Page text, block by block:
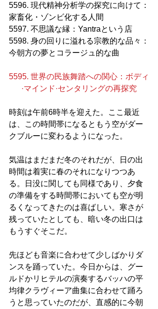
5596. 現代精神分析学の探究に向けて：
家畜化・ゾンビ化する人間
5597. 不思議な縁：Yantraという店
5598. 身の回りに溢れる宗教的な品々：
今朝方の夢とコラージュ的な曲
5595. 世界の民族舞踏への関心：ボディ
·マインド·センタリングの再探究
時刻は午前6時半を迎えた。ここ最近
は、この時間帯になるともう空がダー
クブルーに変わるようになった。
気温はまだまだ冬のそれだが、日の出
時間は着実に春のそれになりつつあ
る。日没に関しても同様であり、夕食
の準備をする時間帯においても空が明
るくなってきたのは喜ばしい。寒さが
残っていたとしても、暗い冬の出口は
もうすぐそこだ。
先ほども音楽に合わせて少しばかりダ
ンスを踊っていた。今日からは、グー
ルドかリヒテルの演奏するバッハの平
均律クラヴィーア曲集に合わせて踊ろ
うと思っていたのだが、直感的に今朝